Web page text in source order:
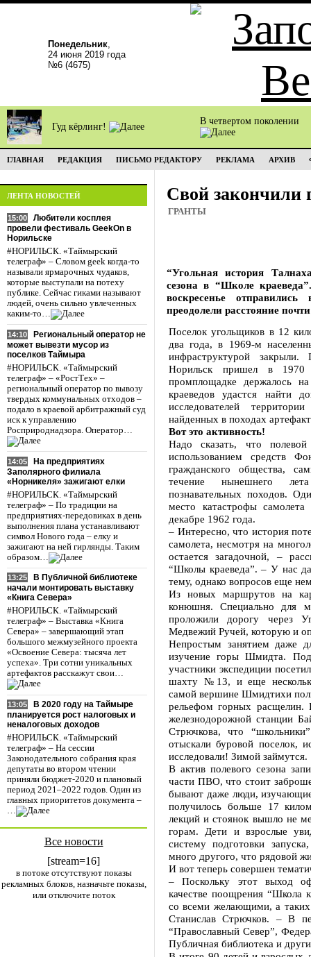
Понедельник,
24 июня 2019 года
№6 (4675)
Гуд кёрлинг!
В четвертом поколении
ГЛАВНАЯ РЕДАКЦИЯ ПИСЬМО РЕДАКТОРУ РЕКЛАМА АРХИВ
ЛЕНТА НОВОСТЕЙ
15:00
Любители косплея
провели фестиваль GeekOn в
Норильске
#НОРИЛЬСК. «Таймырский
телеграф» – Словом geek когда-то
называли ярмарочных чудаков,
которые выступали на потеху
публике. Сейчас гиками называют
людей, очень сильно увлеченных
каким-то…
14:10
Региональный оператор не
может вывезти мусор из
поселков Таймыра
#НОРИЛЬСК. «Таймырский
телеграф» – «РостТех» –
региональный оператор по вывозу
твердых коммунальных отходов –
подало в краевой арбитражный суд
иск к управлению
Росприроднадзора. Оператор…
14:05
На предприятиях
Заполярного филиала
«Норникеля» зажигают елки
#НОРИЛЬСК. «Таймырский
телеграф» – По традиции на
предприятиях-передовиках в день
выполнения плана устанавливают
символ Нового года – елку и
зажигают на ней гирлянды. Таким
образом…
13:25
В Публичной библиотеке
начали монтировать выставку
«Книга Севера»
#НОРИЛЬСК. «Таймырский
телеграф» – Выставка «Книга
Севера» – завершающий этап
большого межмузейного проекта
«Освоение Севера: тысяча лет
успеха». Три сотни уникальных
артефактов расскажут свои…
13:05
В 2020 году на Таймыре
планируется рост налоговых и
неналоговых доходов
#НОРИЛЬСК. «Таймырский
телеграф» – На сессии
Законодательного собрания края
депутаты во втором чтении
приняли бюджет-2020 и плановый
период 2021–2022 годов. Один из
главных приоритетов документа –
…
Все новости
[stream=16]
в потоке отсутствуют показы
рекламных блоков, назначьте показы,
или отключите поток
Свой закончили
ГРАНТЫ
“Угольная история
сезона в “Школе
воскресенье
преодолели расстояние
Поселок угольщиков в 12
два года, в 1969-м
инфраструктурой
Норильск пришел в 1970
промплощадке держалось
краеведов удастся найти
исследователей
найденных в походах
Вот это активность!
Надо сказать, что
использованием средств
гражданского общества,
течение нынешнего
познавательных походов.
место катастрофы
декабре 1962 года.
– Интересно, что история
самолета, несмотря на
остается загадочной, –
“Школы краеведа”. – У нас
тему, однако вопросов еще
Из новых маршрутов на
конюшня. Специально для
проложили дорогу через
Медвежий Ручей, которую и
Непростым занятием даже
изучение горы Шмидта.
участники экспедиции
шахту №13, и еще
самой вершине Шмидтихи
рельефом горных расщелин.
железнодорожной станции
Стрючкова, что
отыскали буровой поселок,
исследовали! Зимой займутся.
В актив полевого сезона
части ПВО, что стоит
бывают даже люди,
получилось больше 17
лекций и стоянок вышло не
горам. Дети и взрослые
систему подготовки
много другого, что рядовой
И вот теперь совершен
– Поскольку этот выход
качестве поощрения “Школа
со всеми желающими, а
Станислав Стрючков. – В
“Православный Север”,
Публичная библиотека и